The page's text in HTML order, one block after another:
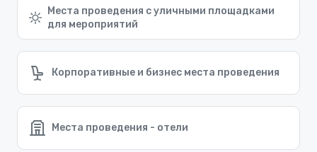
Места проведения с уличными площадками
для мероприятий
Корпоративные и бизнес места проведения
Места проведения - отели